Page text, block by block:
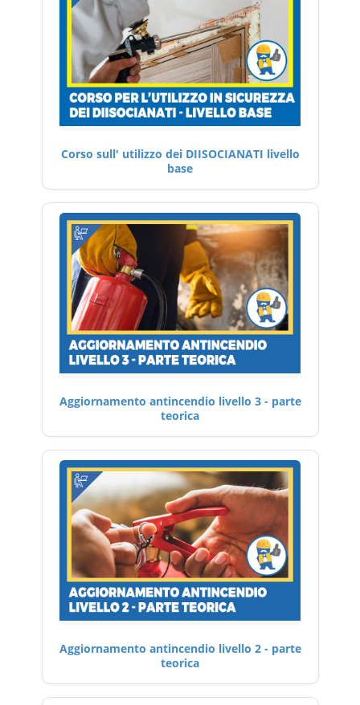
Corso sull' utilizzo dei DIISOCIANATI livello
base
Aggiornamento antincendio livello 3 - parte
teorica
Aggiornamento antincendio livello 2 - parte
teorica